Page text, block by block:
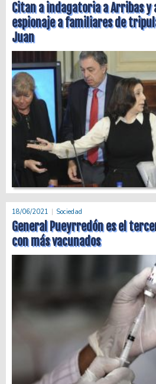
Citan a indagatoria a Arribas y
espionaje a familiares de
Juan
18/06/2021 Sociedad
General Pueyrredón es el
con más vacunados